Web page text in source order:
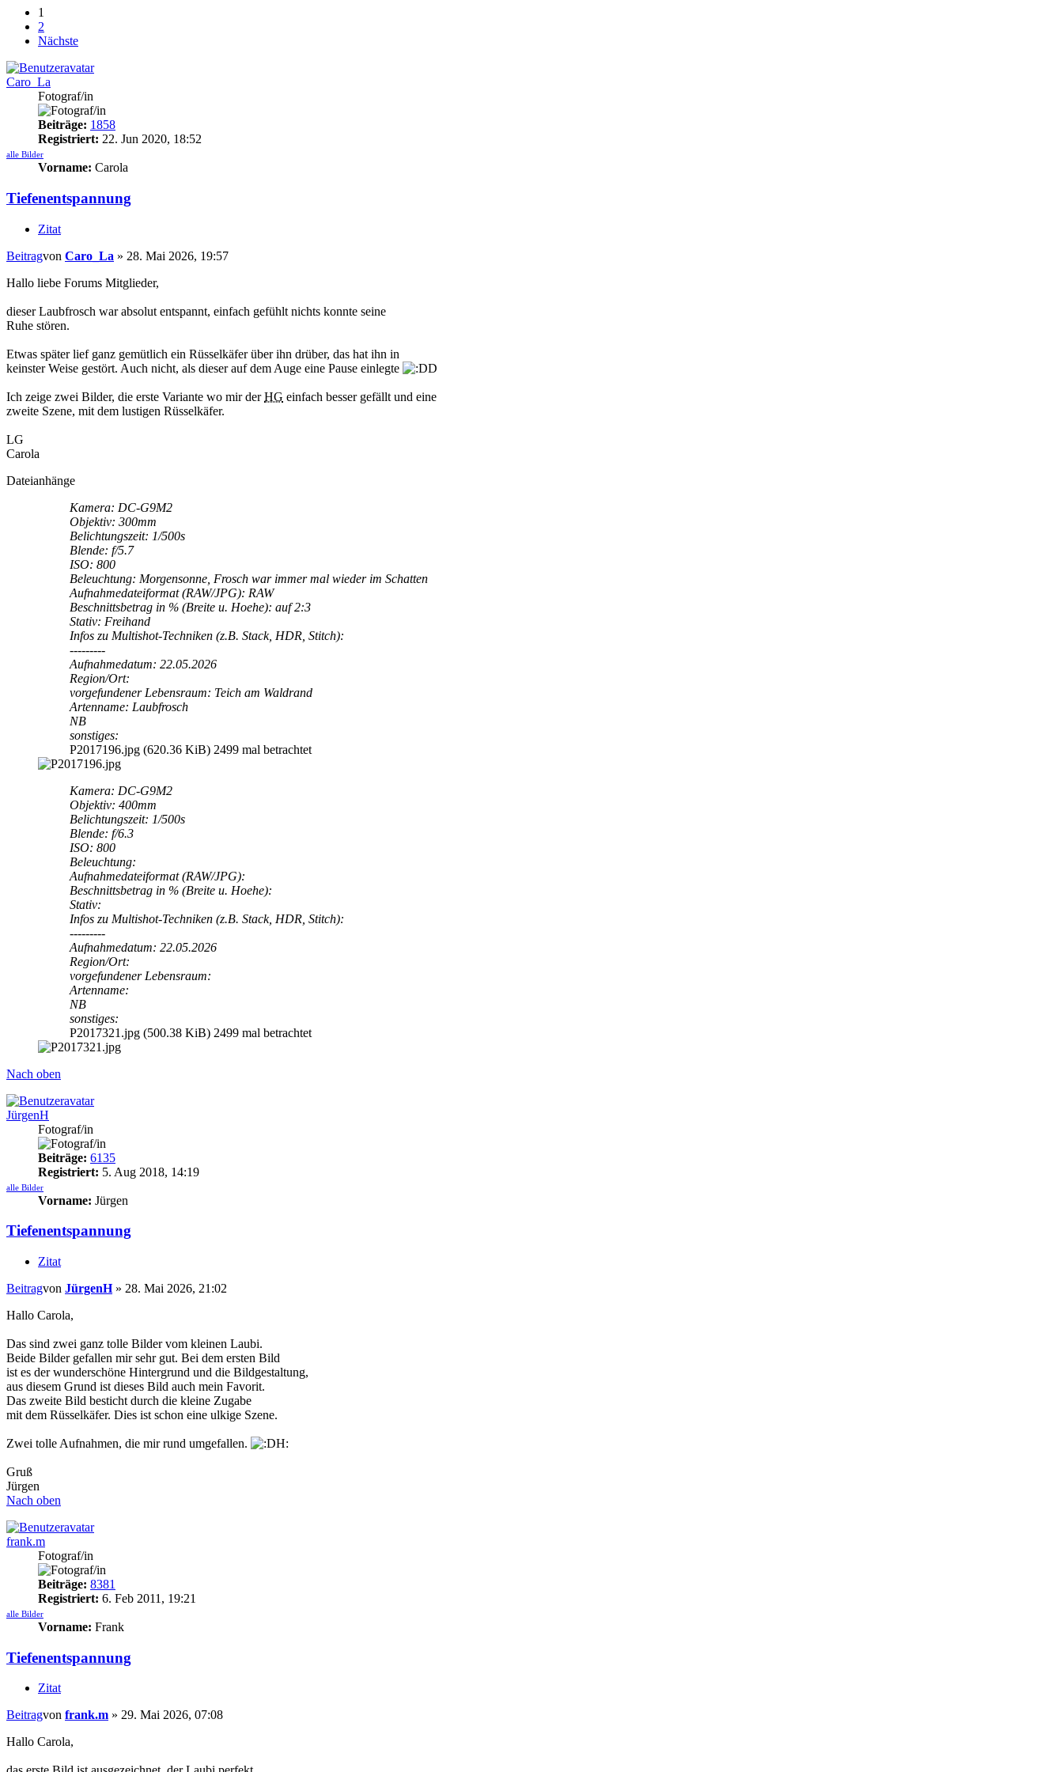
1
2
Nächste
Caro_La
Fotograf/in
Beiträge: 1858
Registriert: 22. Jun 2020, 18:52
alle Bilder
Vorname: Carola
Tiefenentspannung
Zitat
Beitragvon Caro_La » 28. Mai 2026, 19:57
Hallo liebe Forums Mitglieder,
dieser Laubfrosch war absolut entspannt, einfach gefühlt nichts konnte seine
Ruhe stören.
Etwas später lief ganz gemütlich ein Rüsselkäfer über ihn drüber, das hat ihn in
keinster Weise gestört. Auch nicht, als dieser auf dem Auge eine Pause einlegte
Ich zeige zwei Bilder, die erste Variante wo mir derHG einfach besser gefällt und eine
zweite Szene, mit dem lustigen Rüsselkäfer.
LG
Carola
Dateianhänge
Kamera: DC-G9M2
Objektiv: 300mm
Belichtungszeit: 1/500s
Blende: f/5.7
ISO: 800
Beleuchtung: Morgensonne, Frosch war immer mal wieder im Schatten
Aufnahmedateiformat (RAW/JPG): RAW
Beschnittsbetrag in % (Breite u. Hoehe): auf 2:3
Stativ: Freihand
Infos zu Multishot-Techniken (z.B. Stack, HDR, Stitch):
---------
Aufnahmedatum: 22.05.2026
Region/Ort:
vorgefundener Lebensraum: Teich am Waldrand
Artenname: Laubfrosch
NB
sonstiges:
P2017196.jpg (620.36 KiB) 2499 mal betrachtet
Kamera: DC-G9M2
Objektiv: 400mm
Belichtungszeit: 1/500s
Blende: f/6.3
ISO: 800
Beleuchtung:
Aufnahmedateiformat (RAW/JPG):
Beschnittsbetrag in % (Breite u. Hoehe):
Stativ:
Infos zu Multishot-Techniken (z.B. Stack, HDR, Stitch):
---------
Aufnahmedatum: 22.05.2026
Region/Ort:
vorgefundener Lebensraum:
Artenname:
NB
sonstiges:
P2017321.jpg (500.38 KiB) 2499 mal betrachtet
Nach oben
JürgenH
Fotograf/in
Beiträge: 6135
Registriert: 5. Aug 2018, 14:19
alle Bilder
Vorname: Jürgen
Tiefenentspannung
Zitat
Beitragvon JürgenH» 28. Mai 2026, 21:02
Hallo Carola,
Das sind zwei ganz tolle Bilder vom kleinen Laubi.
Beide Bilder gefallen mir sehr gut. Bei dem ersten Bild
ist es der wunderschöne Hintergrund und die Bildgestaltung,
aus diesem Grund ist dieses Bild auch mein Favorit.
Das zweite Bild besticht durch die kleine Zugabe
mit dem Rüsselkäfer. Dies ist schon eine ulkige Szene.
Zwei tolle Aufnahmen, die mir rund umgefallen.
Gruß
Jürgen
Nach oben
frank.m
Fotograf/in
Beiträge: 8381
Registriert: 6. Feb 2011, 19:21
alle Bilder
Vorname: Frank
Tiefenentspannung
Zitat
Beitragvon frank.m » 29. Mai 2026, 07:08
Hallo Carola,